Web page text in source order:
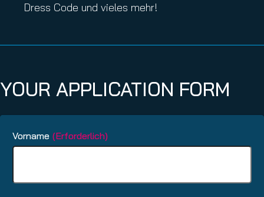
Dress Code und vieles mehr!
YOUR APPLICATION FORM
Vorname (Erforderlich)